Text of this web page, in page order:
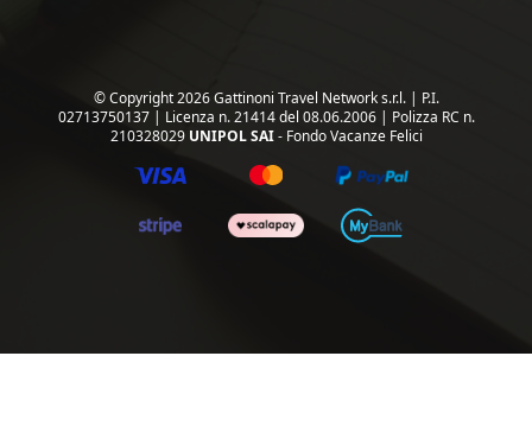
© Copyright 2026 Gattinoni Travel Network s.r.l. | P.I.
02713750137 | Licenza n. 21414 del 08.06.2006 | Polizza RC n.
210328029 UNIPOL SAI- Fondo Vacanze Felici